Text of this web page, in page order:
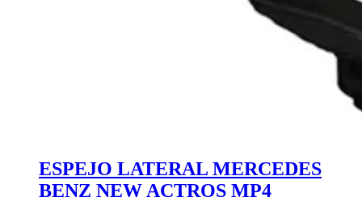
ESPEJO LATERAL MERCEDES
BENZ NEW ACTROS MP4